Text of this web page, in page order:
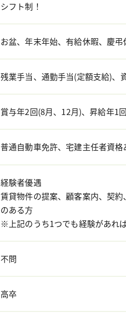
シフト制！
お盆、年末年始、有給休暇、慶弔
残業手当、通勤手当(定額支給)、
賞与年2回(8月、12月)、昇給年1
普通自動車免許、宅建主任者資
経験者優遇
賃貸物件の提案、顧客案内、契
のある方
※上記のうち1つでも経験があれ
不問
高卒